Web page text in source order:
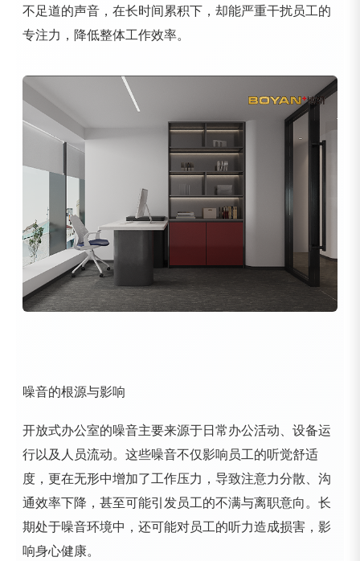
不足道的声音，在长时间累积下，却能严重干扰员工的
专注力，降低整体工作效率。
噪音的根源与影响
开放式办公室的噪音主要来源于日常办公活动、设备运
行以及人员流动。这些噪音不仅影响员工的听觉舒适
度，更在无形中增加了工作压力，导致注意力分散、沟
通效率下降，甚至可能引发员工的不满与离职意向。长
期处于噪音环境中，还可能对员工的听力造成损害，影
响身心健康。